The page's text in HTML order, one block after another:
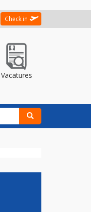
Check in
Vacatures